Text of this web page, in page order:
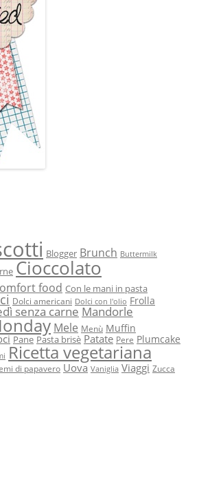
Blogger Brunch Buttermilk
Cioccolato
food Con le mani in pasta
Dolci americani Dolci con l'olio Frolla
senza carne Mandorle
Mele Menù Muffin
Pane Pasta brisè Patate Pere Plumcake
Ricetta vegetariana
di papavero Uova Vaniglia Viaggi Zucca